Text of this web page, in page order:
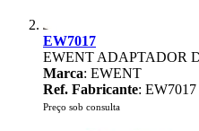
EW7017
EWENT ADAPTADOR
Marca: EWENT
Ref. Fabricante: EW7017
Preço sob consulta